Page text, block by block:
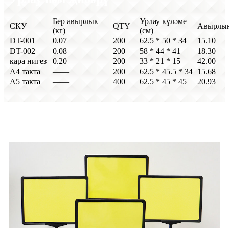
СКУ
Бер авырлык
(кг)
QTY
Урлау күләме
(см)
DT-001
0.07 200 62.5 * 50 * 34
15.10
DT-002
0.08 200 58 * 44 * 41
18.30
кара нигез
0.20 200 33 * 21 * 15
42.00
А4 такта
—— 200 62.5 * 45.5 * 34 15.68
А5 такта
—— 400 62.5 * 45 * 45 20.93